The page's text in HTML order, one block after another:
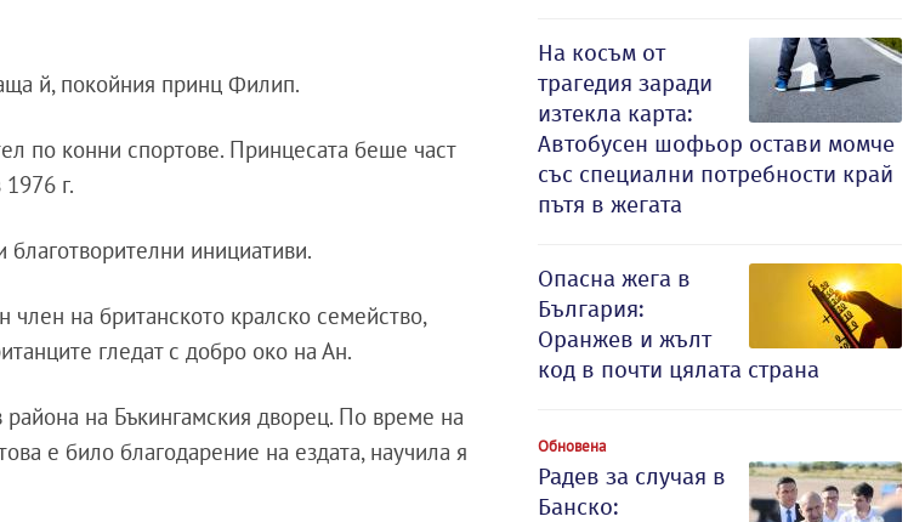
й, покойния принц Филип.
по конни спортове. Принцесата беше част
г.
инициативи.
на британското кралско семейство,
гледат с добро око на Ан.
на Бъкингамския дворец. По време на
е било благодарение на ездата, научила я
На косъм от
трагедия заради
изтекла карта:
Автобусен шофьор остави момче
със специални потребности край
пътя в жегата
Опасна жега в
България:
Оранжев и жълт
код в почти цялата страна
Обновена
Радев за случая в
Банско: